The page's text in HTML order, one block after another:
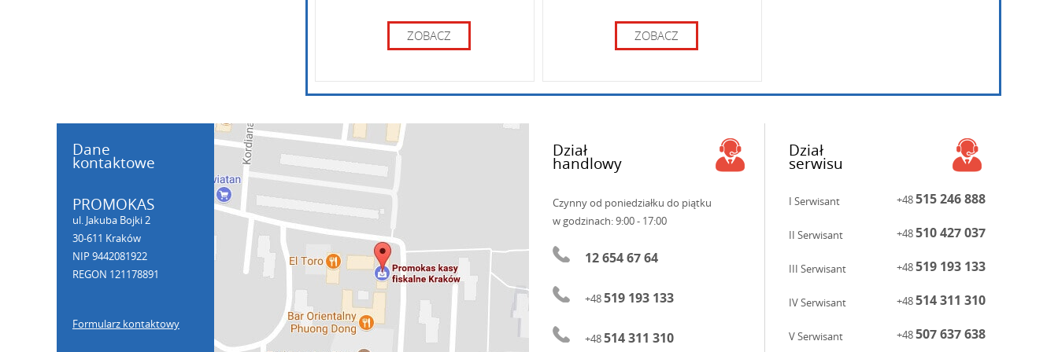
ZOBACZ ZOBACZ
Dane
kontaktowe
PROMOKAS
ul. Jakuba Bojki 2
30-611 Kraków
NIP 9442081922
REGON 121178891
Formularz kontaktowy
Dział
handlowy
Czynny od poniedziałku do piątku
w godzinach: 9:00 - 17:00
12 654 67 64
+48519 193 133
+48514 311 310
Dział
serwisu
I Serwisant +48515 246 888
II Serwisant +48510 427 037
III Serwisant +48519 193 133
IV Serwisant +48514 311 310
V Serwisant +48507 637 638